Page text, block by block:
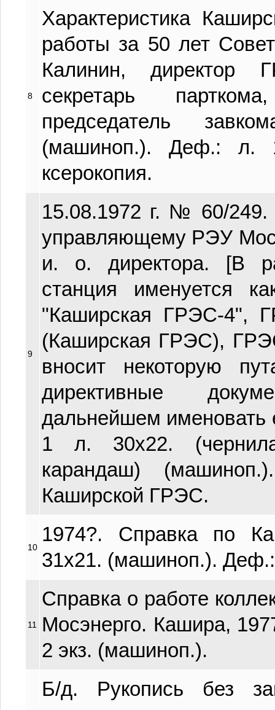
8
Характеристика
работы за 50 лет
Калинин, директор
секретарь
председатель
(машиноп.). Деф.: л.
ксерокопия.
9
15.08.1972 г. № 60/
управляющему РЭУ
и. о. директора. [В
станция именуется
"Каширская ГРЭС-4",
(Каширская ГРЭС),
вносит некоторую
директивные
дальнейшем
1 л. 30х22.
карандаш)
Каширской ГРЭС.
10
1974?. Справка по
31х21. (машиноп.).
11
Справка о работе
Мосэнерго. Кашира,
2 экз. (машиноп.).
Б/д. Рукопись без